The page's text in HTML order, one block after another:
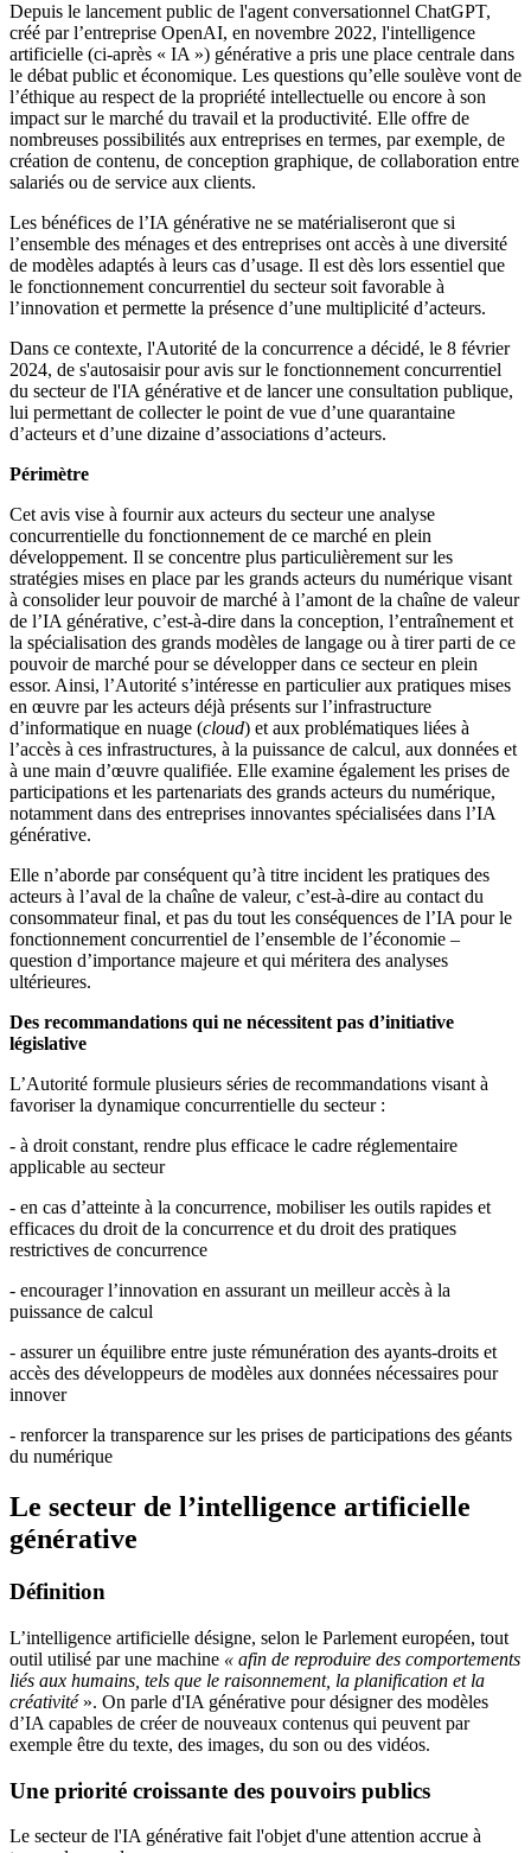
Depuis le lancement public de l'agent conversationnel ChatGPT,
créé par l’entreprise OpenAI, en novembre 2022, l'intelligence
artificielle (ci-après « IA ») générative a pris une place centrale dans
le débat public et économique. Les questions qu’elle soulève vont de
l’éthique au respect de la propriété intellectuelle ou encore à son
impact sur le marché du travail et la productivité. Elle offre de
nombreuses possibilités aux entreprises en termes, par exemple, de
création de contenu, de conception graphique, de collaboration entre
salariés ou de service aux clients.
Les bénéfices de l’IA générative ne se matérialiseront que si
l’ensemble des ménages et des entreprises ont accès à une diversité
de modèles adaptés à leurs cas d’usage. Il est dès lors essentiel que
le fonctionnement concurrentiel du secteur soit favorable à
l’innovation et permette la présence d’une multiplicité d’acteurs.
Dans ce contexte, l'Autorité de la concurrence a décidé, le 8 février
2024, de s'autosaisir pour avis sur le fonctionnement concurrentiel
du secteur de l'IA générative et de lancer une consultation publique,
lui permettant de collecter le point de vue d’une quarantaine
d’acteurs et d’une dizaine d’associations d’acteurs.
Périmètre
Cet avis vise à fournir aux acteurs du secteur une analyse
concurrentielle du fonctionnement de ce marché en plein
développement. Il se concentre plus particulièrement sur les
stratégies mises en place par les grands acteurs du numérique visant
à consolider leur pouvoir de marché à l’amont de la chaîne de valeur
de l’IA générative, c’est-à-dire dans la conception, l’entraînement et
la spécialisation des grands modèles de langage ou à tirer parti de ce
pouvoir de marché pour se développer dans ce secteur en plein
essor. Ainsi, l’Autorité s’intéresse en particulier aux pratiques mises
en œuvre par les acteurs déjà présents sur l’infrastructure
d’informatique en nuage (cloud) et aux problématiques liées à
l’accès à ces infrastructures, à la puissance de calcul, aux données et
à une main d’œuvre qualifiée. Elle examine également les prises de
participations et les partenariats des grands acteurs du numérique,
notamment dans des entreprises innovantes spécialisées dans l’IA
générative.
Elle n’aborde par conséquent qu’à titre incident les pratiques des
acteurs à l’aval de la chaîne de valeur, c’est-à-dire au contact du
consommateur final, et pas du tout les conséquences de l’IA pour le
fonctionnement concurrentiel de l’ensemble de l’économie –
question d’importance majeure et qui méritera des analyses
ultérieures.
Des recommandations qui ne nécessitent pas d’initiative
législative
L’Autorité formule plusieurs séries de recommandations visant à
favoriser la dynamique concurrentielle du secteur :
- à droit constant, rendre plus efficace le cadre réglementaire
applicable au secteur
- en cas d’atteinte à la concurrence, mobiliser les outils rapides et
efficaces du droit de la concurrence et du droit des pratiques
restrictives de concurrence
- encourager l’innovation en assurant un meilleur accès à la
puissance de calcul
- assurer un équilibre entre juste rémunération des ayants-droits et
accès des développeurs de modèles aux données nécessaires pour
innover
- renforcer la transparence sur les prises de participations des géants
du numérique
Le secteur de l’intelligence artificielle
générative
Définition
L’intelligence artificielle désigne, selon le Parlement européen, tout
outil utilisé par une machine « afin de reproduire des comportements
liés aux humains, tels que le raisonnement, la planification et la
créativité». On parle d'IA générative pour désigner des modèles
d’IA capables de créer de nouveaux contenus qui peuvent par
exemple être du texte, des images, du son ou des vidéos.
Une priorité croissante des pouvoirs publics
Le secteur de l'IA générative fait l'objet d'une attention accrue à